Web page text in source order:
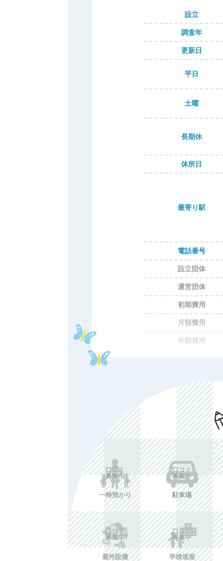
設立
調査年
更新日
平日
土曜
長期休
休所日
最寄り駅
電話番号
設立団体
運営団体
初期費用
月額費用
年額費用
口コミ
募集中
一時預かり
口コミ
募集中
駐車場
口コミ
募集中
屋外設備
口コミ
募集中
学校送迎